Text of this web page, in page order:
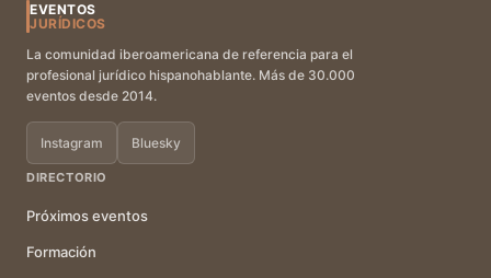
EVENTOS
JURÍDICOS
La comunidad iberoamericana de referencia para el
profesional jurídico hispanohablante. Más de 30.000
eventos desde 2014.
Instagram Bluesky
DIRECTORIO
Próximos eventos
Formación